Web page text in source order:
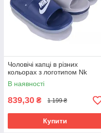
Чоловічі капці в різних
кольорах з логотипом Nk
В наявності
839,30 ₴ 1 199 ₴
Купити